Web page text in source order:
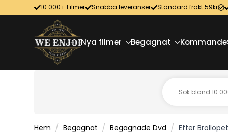
10 000+ Filmer Snabba leveranser Standard frakt 59kr
Nya filmer Begagnat Kommande
Hem Begagnat Begagnade Dvd Efter